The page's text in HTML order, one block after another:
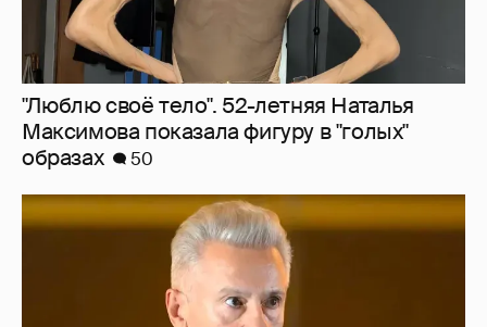
"Сломанные судьбы". Олег Меньшиков
призвал закрыть неэффективные
театральные вузы в России